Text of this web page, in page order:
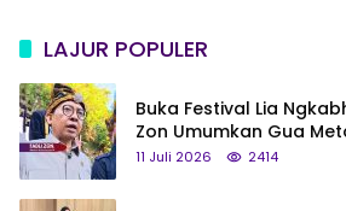
LAJUR POPULER
Buka Festival Lia
Zon Umumkan Gua
Status Jadi Cagar
11 Juli 2026 2414